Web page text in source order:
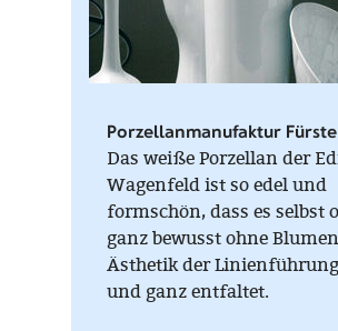
Porzellanmanufaktur
Das weiße Porzellan der
Wagenfeld ist so edel und
formschön, dass es selbst
ganz bewusst ohne
Ästhetik der
und ganz entfaltet.